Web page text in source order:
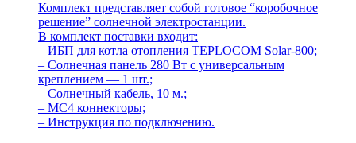
Комплект представляет собой готовое “коробочное
решение” солнечной электростанции.
В комплект поставки входит:
– ИБП для котла отопления TEPLOCOM Solar-800;
– Солнечная панель 280 Вт с универсальным
креплением — 1 шт.;
– Солнечный кабель, 10 м.;
– MC4 коннекторы;
– Инструкция по подключению.